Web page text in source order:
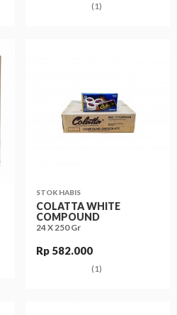
(1)
STOK HABIS
COLATTA WHITE
COMPOUND
24 X 250 Gr
Rp 582.000
(1)